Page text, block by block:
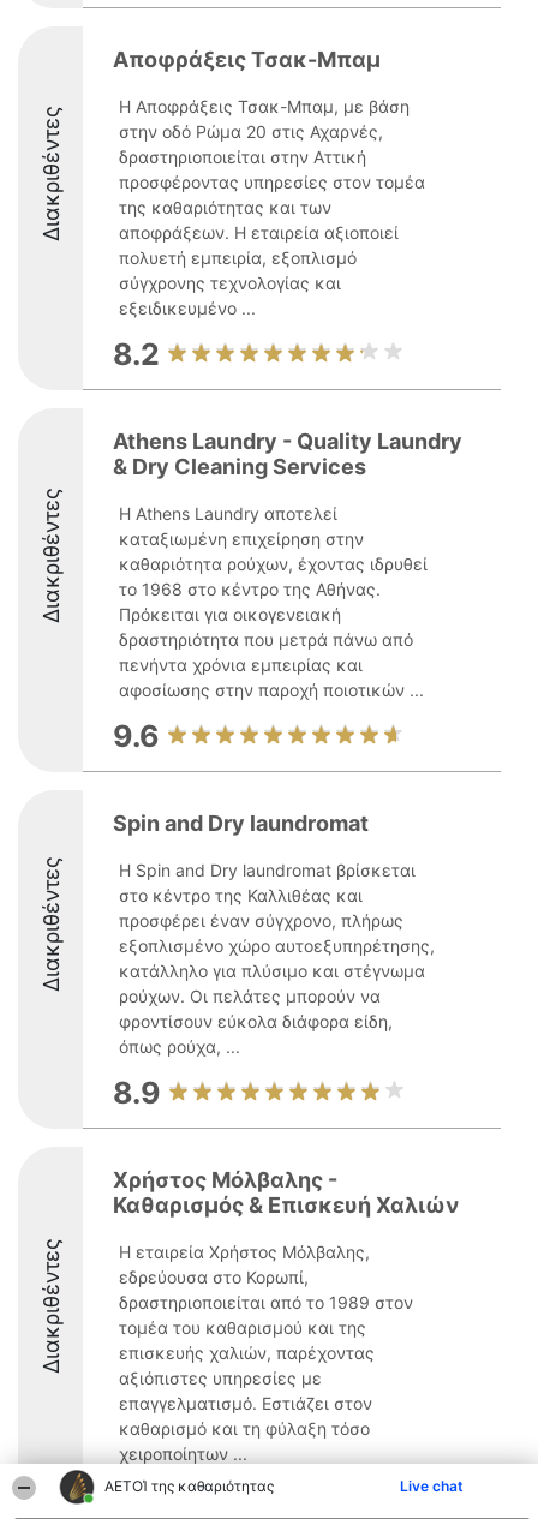
ΑΕΤΟΊ της καθαριότητας Live chat
Διακριθέντες
Αποφράξεις Τσακ-Μπαμ
Η Αποφράξεις Τσακ-Μπαμ, με βάση
στην οδό Ρώμα 20 στις Αχαρνές,
δραστηριοποιείται στην Αττική
προσφέροντας υπηρεσίες στον τομέα
της καθαριότητας και των
αποφράξεων. Η εταιρεία αξιοποιεί
πολυετή εμπειρία, εξοπλισμό
σύγχρονης τεχνολογίας και
εξειδικευμένο ...
8.2
Διακριθέντες
Athens Laundry - Quality Laundry
& Dry Cleaning Services
Η Athens Laundry αποτελεί
καταξιωμένη επιχείρηση στην
καθαριότητα ρούχων, έχοντας ιδρυθεί
το 1968 στο κέντρο της Αθήνας.
Πρόκειται για οικογενειακή
δραστηριότητα που μετρά πάνω από
πενήντα χρόνια εμπειρίας και
αφοσίωσης στην παροχή ποιοτικών ...
9.6
Διακριθέντες
Spin and Dry laundromat
Η Spin and Dry laundromat βρίσκεται
στο κέντρο της Καλλιθέας και
προσφέρει έναν σύγχρονο, πλήρως
εξοπλισμένο χώρο αυτοεξυπηρέτησης,
κατάλληλο για πλύσιμο και στέγνωμα
ρούχων. Οι πελάτες μπορούν να
φροντίσουν εύκολα διάφορα είδη,
όπως ρούχα, ...
8.9
Διακριθέντες
Χρήστος Μόλβαλης -
Καθαρισμός & Επισκευή Χαλιών
Η εταιρεία Χρήστος Μόλβαλης,
εδρεύουσα στο Κορωπί,
δραστηριοποιείται από το 1989 στον
τομέα του καθαρισμού και της
επισκευής χαλιών, παρέχοντας
αξιόπιστες υπηρεσίες με
επαγγελματισμό. Εστιάζει στον
καθαρισμό και τη φύλαξη τόσο
χειροποίητων ...
9.6